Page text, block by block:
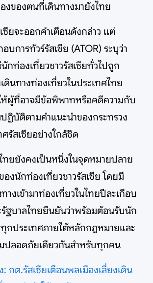
งของตนที่เดินทางมายังไทย
ซียจะออกคำเตือนดังกล่าว แต่
บการทัวร์รัสเซีย (ATOR) ระบุว่า
ท่องเที่ยวชาวรัสเซียทั่วไปถูก
ดินทางท่องเที่ยวในประเทศไทย
ห้ผู้ที่อาจมีข้อพิพาทหรือคดีความกับ
ฏิบัติตามคำแนะนำของกระทรวง
ศรัสเซียอย่างใกล้ชิด
ทยยังคงเป็นหนึ่งในจุดหมายปลาย
งนักท่องเที่ยวชาวรัสเซีย โดยมี
างเข้ามาท่องเที่ยวในไทยปีละเกือบ
ฐบาลไทยยืนยันว่าพร้อมต้อนรับนัก
กประเทศภายใต้หลักกฎหมายและ
ปลอดภัยเดียวกันสำหรับทุกคน
: กต.รัสเซียเตือนพลเมืองเลี่ยงเดิน